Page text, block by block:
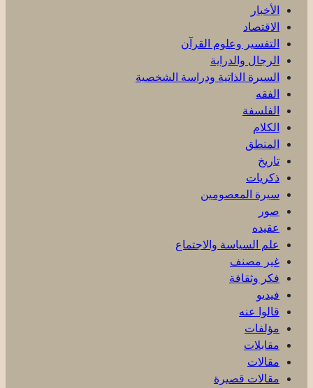
الأخبار
الاقتصاد
التفسير وعلوم القرآن
الرجال والدراية
السيرة الذاتية ودراسة الشخصية
الفقه
الفلسفة
الكلام
المنطق
تاريخ
ذكریات
سيرة المعصومين
صور
عقیده
علم السياسة والاجتماع
غير مصنف
فكر وثقافة
فيديو
قالوا عنه
مؤلفات
مقابلات
مقالات
مقالات قصيرة